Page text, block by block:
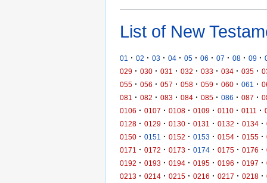
List of New
01 · 02 · 03 · 04 · 05 · 06 · 07 · 08 · 09 ·
029 · 030 · 031 · 032 · 033 · 034 · 035 ·
055 · 056 · 057 · 058 · 059 · 060 · 061 ·
081
· 082 · 083 · 084 · 085 · 086 · 087 ·
0106 · 0107 · 0108 · 0109 · 0110 · 0111 ·
0128 · 0129 · 0130 · 0131 · 0132 · 0134 ·
0150 · 0151 · 0152 · 0153 · 0154 · 0155 ·
0171
· 0172 · 0173 · 0174 · 0175 · 0176 ·
0192 · 0193 · 0194 · 0195 · 0196 · 0197 ·
0213 · 0214 · 0215 · 0216 · 0217 · 0218 ·